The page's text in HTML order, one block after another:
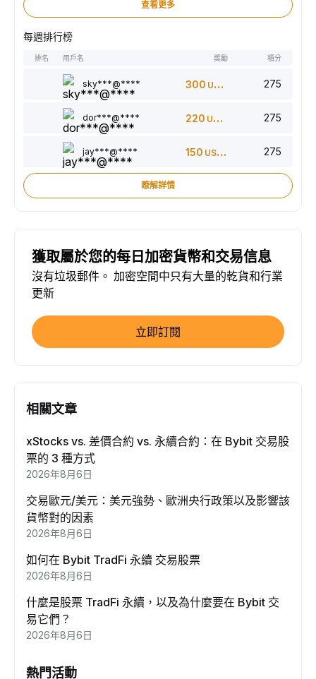
查看更多
每週排行榜
排名 用戶名 獎勵 積分
sky***@**** 300 USDT 275
dor***@**** 220 USDT 275
jay***@**** 150 USDT 275
瞭解詳情
獲取屬於您的每日加密貨幣和交易信息
沒有垃圾郵件。 加密空間中只有大量的乾貨和行業
更新
立即訂閱
相關文章
xStocks vs. 差價合約 vs. 永續合約：在 Bybit 交易股
票的 3 種方式
2026年8月6日
交易歐元/美元：美元強勢、歐洲央行政策以及影響該
貨幣對的因素
2026年8月6日
如何在 Bybit TradFi 永續 交易股票
2026年8月6日
什麼是股票 TradFi 永續，以及為什麼要在 Bybit 交
易它們？
2026年8月6日
熱門活動